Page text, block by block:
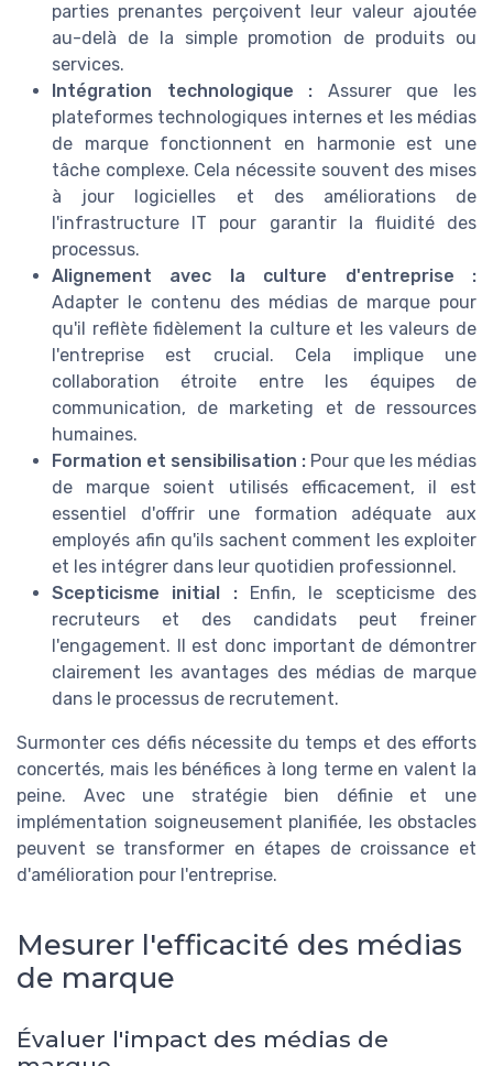
parties prenantes perçoivent leur valeur ajoutée
au-delà de la simple promotion de produits ou
services.
Intégration technologique : Assurer que les
plateformes technologiques internes et les médias
de marque fonctionnent en harmonie est une
tâche complexe. Cela nécessite souvent des mises
à jour logicielles et des améliorations de
l'infrastructure IT pour garantir la fluidité des
processus.
Alignement avec la culture d'entreprise :
Adapter le contenu des médias de marque pour
qu'il reflète fidèlement la culture et les valeurs de
l'entreprise est crucial. Cela implique une
collaboration étroite entre les équipes de
communication, de marketing et de ressources
humaines.
Formation et sensibilisation : Pour que les médias
de marque soient utilisés efficacement, il est
essentiel d'offrir une formation adéquate aux
employés afin qu'ils sachent comment les exploiter
et les intégrer dans leur quotidien professionnel.
Scepticisme initial :Enfin, le scepticisme des
recruteurs et des candidats peut freiner
l'engagement. Il est donc important de démontrer
clairement les avantages des médias de marque
dans le processus de recrutement.
Surmonter ces défis nécessite du temps et des efforts
concertés, mais les bénéfices à long terme en valent la
peine. Avec une stratégie bien définie et une
implémentation soigneusement planifiée, les obstacles
peuvent se transformer en étapes de croissance et
d'amélioration pour l'entreprise.
Mesurer l'efficacité des médias
de marque
Évaluer l'impact des médias de